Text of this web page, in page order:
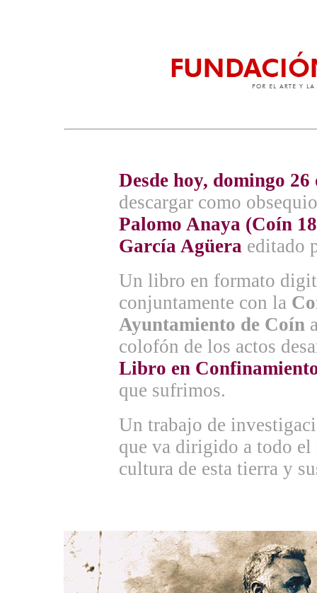
Desde hoy, domingo
descargar como
Palomo Anaya (Coín
García Agüera editado
Un libro en formato
conjuntamente con la
Ayuntamiento de Coín
colofón de los actos
Libro en
que sufrimos.
Un trabajo de
que va dirigido a todo el
cultura de esta tierra y